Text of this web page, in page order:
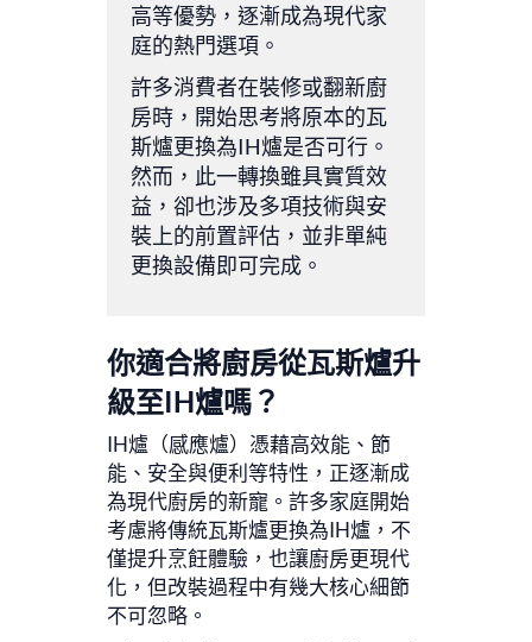
高等優勢，逐漸成為現代家
庭的熱門選項。
許多消費者在裝修或翻新廚
房時，開始思考將原本的瓦
斯爐更換為IH爐是否可行。
然而，此一轉換雖具實質效
益，卻也涉及多項技術與安
裝上的前置評估，並非單純
更換設備即可完成。
你適合將廚房從瓦斯爐升
級至IH爐嗎？
IH爐（感應爐）憑藉高效能、節
能、安全與便利等特性，正逐漸成
為現代廚房的新寵。許多家庭開始
考慮將傳統瓦斯爐更換為IH爐，不
僅提升烹飪體驗，也讓廚房更現代
化，但改裝過程中有幾大核心細節
不可忽略。